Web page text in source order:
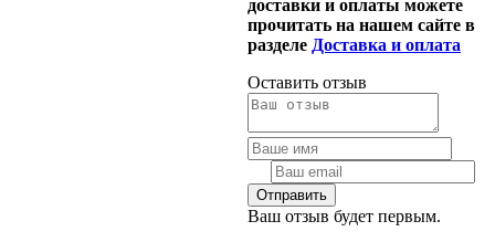
доставки и оплаты можете
прочитать на нашем сайте в
разделе Доставка и оплата
Оставить отзыв
Ваш отзыв будет первым.